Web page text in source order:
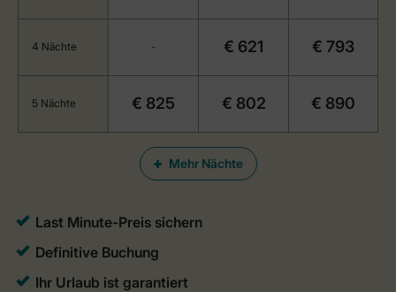
Mehr Nächte
4 Nächte - € 621 € 793
5 Nächte € 825 € 802 € 890